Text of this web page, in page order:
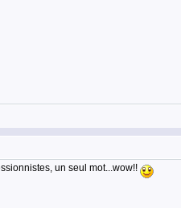
un seul mot...wow!!